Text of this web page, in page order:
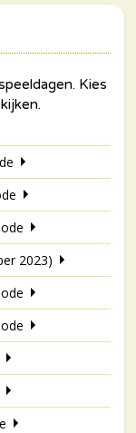
2023)